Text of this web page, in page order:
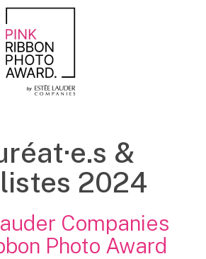
&
2024
Companies
Photo Award